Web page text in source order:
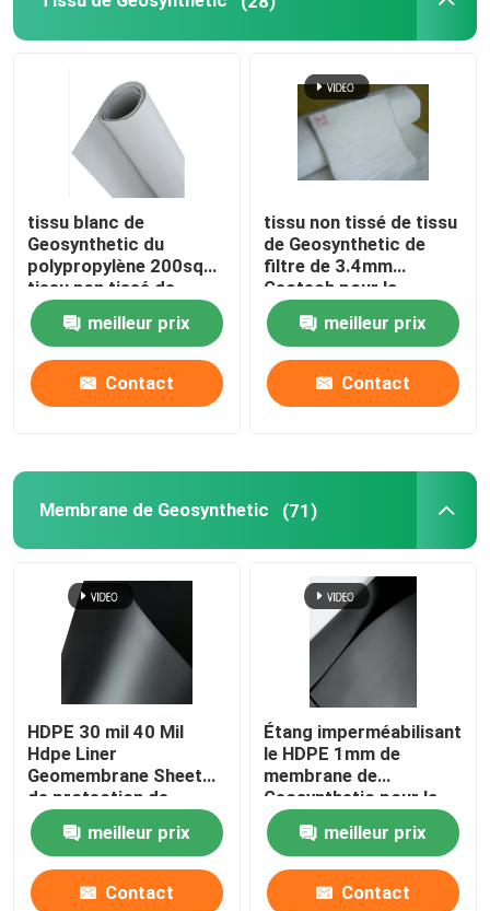
Visite d'usine
Contrôle de qualité
Demandez une citation
Tissu de Geosynthetic
Membrane de Geosynthetic
Grille de renfort géosynthétique
HDPE Geocell
Sacs de sable de Geofabric
Géotextile non-tissé de filament
HDPE Geogrid uniaxial
Le HDPE a donné à Geomembrane une consistance
Conseil de plastique de drainage
tissu blanc de
Geosynthetic du
polypropylène 200sqm
tissu non tissé de
géotextile de 4 onces
meilleur prix
Contact
tissu non tissé de tissu
de Geosynthetic de
filtre de 3.4mm
Geotech pour la
construction de routes
meilleur prix
Contact
Membrane de Geosynthetic (71)
HDPE 30 mil 40 Mil
Hdpe Liner
Geomembrane Sheet
de protection de
l'environnement
meilleur prix
Contact
Étang imperméabilisant
le HDPE 1mm de
membrane de
Geosynthetic pour la
protection de
l'environnement
meilleur prix
Contact